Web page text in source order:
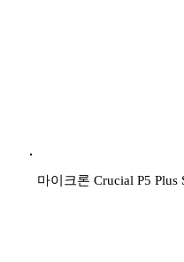
마이크론 Crucial P5